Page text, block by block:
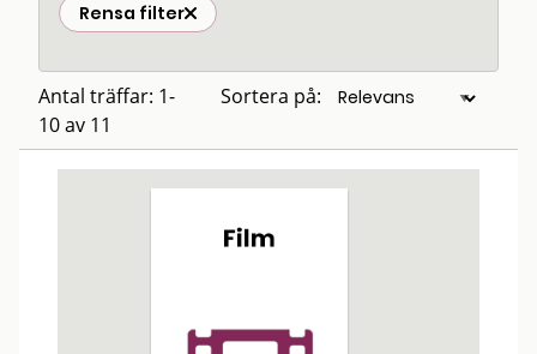
Rensa filter
Antal träffar: 1-
10 av 11
Sortera på: